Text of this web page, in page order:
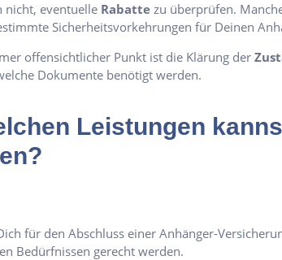
nicht, eventuelle Rabatte zu überprüfen.
Sicherheitsvorkehrungen für Deinen
offensichtlicher Punkt ist die Klärung der
Dokumente benötigt werden.
Leistungen
für den Abschluss einer Anhänger-
Bedürfnissen gerecht werden.